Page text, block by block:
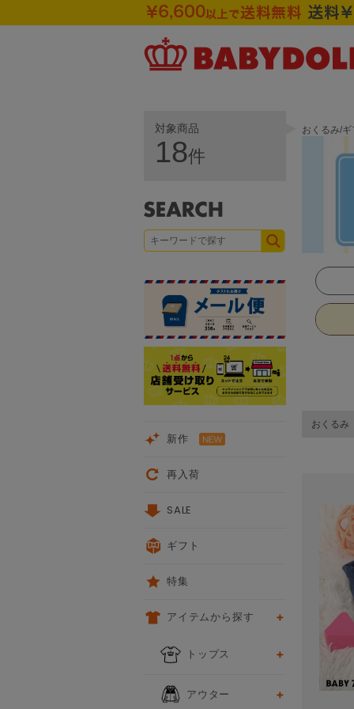
おくるみ/
おくるみ
対象商品
18件
新作
再入荷
SALE
ギフト
特集
アイテムから探す
トップス
アウター